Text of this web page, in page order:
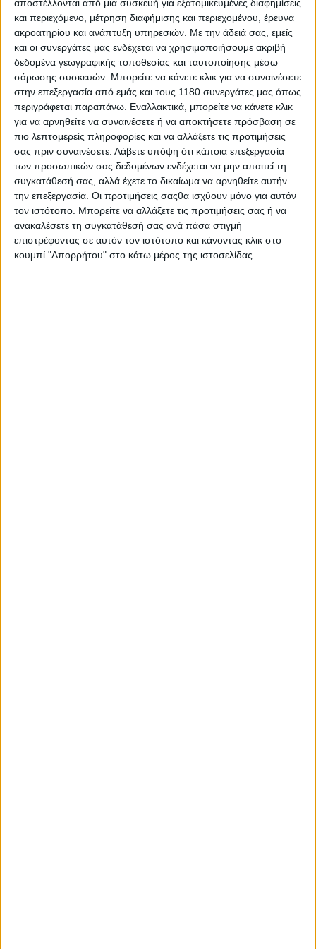
αποστέλλονται από μια συσκευή για εξατομικευμένες διαφημίσεις
και περιεχόμενο, μέτρηση διαφήμισης και περιεχομένου, έρευνα
ακροατηρίου και ανάπτυξη υπηρεσιών. Με την άδειά σας, εμείς
και οι συνεργάτες μας ενδέχεται να χρησιμοποιήσουμε ακριβή
δεδομένα γεωγραφικής τοποθεσίας και ταυτοποίησης μέσω
σάρωσης συσκευών. Μπορείτε να κάνετε κλικ για να συναινέσετε
στην επεξεργασία από εμάς και τους 1180 συνεργάτες μας όπως
περιγράφεται παραπάνω. Εναλλακτικά, μπορείτε να κάνετε κλικ
για να αρνηθείτε να συναινέσετε ή να αποκτήσετε πρόσβαση σε
πιο λεπτομερείς πληροφορίες και να αλλάξετε τις προτιμήσεις
σας πριν συναινέσετε. Λάβετε υπόψη ότι κάποια επεξεργασία
των προσωπικών σας δεδομένων ενδέχεται να μην απαιτεί τη
συγκατάθεσή σας, αλλά έχετε το δικαίωμα να αρνηθείτε αυτήν
την επεξεργασία. Οι προτιμήσεις σαςθα ισχύουν μόνο για αυτόν
τον ιστότοπο. Μπορείτε να αλλάξετε τις προτιμήσεις σας ή να
ανακαλέσετε τη συγκατάθεσή σας ανά πάσα στιγμή
επιστρέφοντας σε αυτόν τον ιστότοπο και κάνοντας κλικ στο
κουμπί "Απορρήτου" στο κάτω μέρος της ιστοσελίδας.
Με σημαντική άνοδο έκλεισε το πρώτο τρίμηνο στις
ταξινομήσεις μοτοσυκλετών στις μεγαλύτερες ευρωπαϊκ...
Επικαιρότητα
Η ACEM εκφράζει MOTO-ανησυχία για την εμπορική